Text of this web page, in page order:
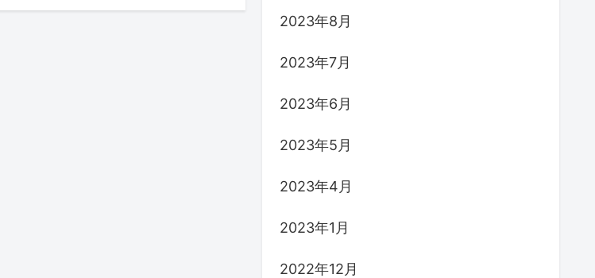
2023年8月
2023年7月
2023年6月
2023年5月
2023年4月
2023年1月
2022年12月